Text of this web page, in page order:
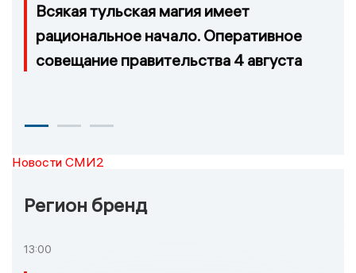
Всякая тульская магия имеет
рациональное начало. Оперативное
совещание правительства 4 августа
Новости СМИ2
Регион бренд
13:00